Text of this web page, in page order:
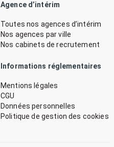
Agence d’intérim
Toutes nos agences d’intérim
Nos agences par ville
Nos cabinets de recrutement
Informations réglementaires
Mentions légales
CGU
Données personnelles
Politique de gestion des cookies